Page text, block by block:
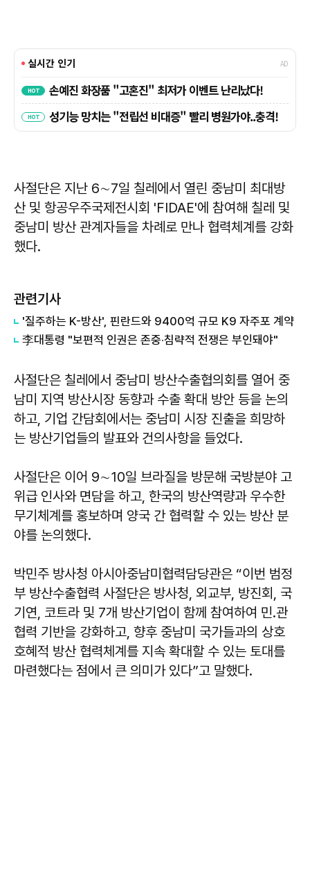
사절단은 지난 6∼7일 칠레에서 열린 중남미 최대방
산 및 항공우주국제전시회 'FIDAE'에 참여해 칠레 및
중남미 방산 관계자들을 차례로 만나 협력체계를 강화
했다.
관련기사
'질주하는 K-방산', 핀란드와 9400억 규모 K9 자주포 계약
李대통령 "보편적 인권은 존중·침략적 전쟁은 부인돼야"
사절단은 칠레에서 중남미 방산수출협의회를 열어 중
남미 지역 방산시장 동향과 수출 확대 방안 등을 논의
하고, 기업 간담회에서는 중남미 시장 진출을 희망하
는 방산기업들의 발표와 건의사항을 들었다.
사절단은 이어 9∼10일 브라질을 방문해 국방분야 고
위급 인사와 면담을 하고, 한국의 방산역량과 우수한
무기체계를 홍보하며 양국 간 협력할 수 있는 방산 분
야를 논의했다.
박민주 방사청 아시아중남미협력담당관은 “이번 범정
부 방산수출협력 사절단은 방사청, 외교부, 방진회, 국
기연, 코트라 및 7개 방산기업이 함께 참여하여 민․관
협력 기반을 강화하고, 향후 중남미 국가들과의 상호
호혜적 방산 협력체계를 지속 확대할 수 있는 토대를
마련했다는 점에서 큰 의미가 있다”고 말했다.